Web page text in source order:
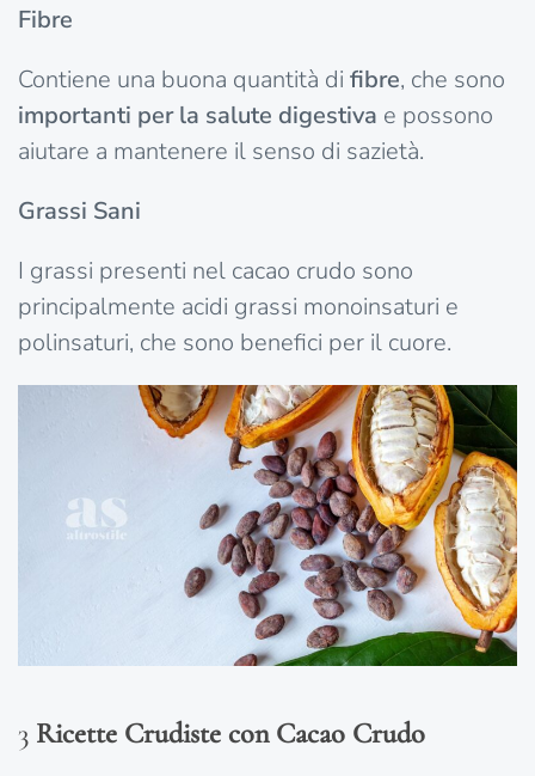
Fibre
Contiene una buona quantità di fibre, che sono
importanti per la salute digestiva e possono
aiutare a mantenere il senso di sazietà.
Grassi Sani
I grassi presenti nel cacao crudo sono
principalmente acidi grassi monoinsaturi e
polinsaturi, che sono benefici per il cuore.
3 Ricette Crudiste con Cacao Crudo